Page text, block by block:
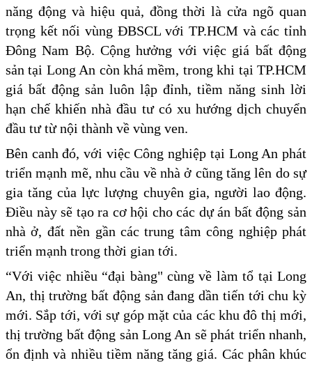
năng động và hiệu quả, đồng thời là cửa ngõ quan
trọng kết nối vùng ĐBSCL với TP.HCM và các tỉnh
Đông Nam Bộ. Cộng hưởng với việc giá bất động
sản tại Long An còn khá mềm, trong khi tại TP.HCM
giá bất động sản luôn lập đỉnh, tiềm năng sinh lời
hạn chế khiến nhà đầu tư có xu hướng dịch chuyển
đầu tư từ nội thành về vùng ven.
Bên canh đó, với việc Công nghiệp tại Long An phát
triển mạnh mẽ, nhu cầu về nhà ở cũng tăng lên do sự
gia tăng của lực lượng chuyên gia, người lao động.
Điều này sẽ tạo ra cơ hội cho các dự án bất động sản
nhà ở, đất nền gần các trung tâm công nghiệp phát
triển mạnh trong thời gian tới.
“Với việc nhiều “đại bàng" cùng về làm tổ tại Long
An, thị trường bất động sản đang dần tiến tới chu kỳ
mới. Sắp tới, với sự góp mặt của các khu đô thị mới,
thị trường bất động sản Long An sẽ phát triển nhanh,
ổn định và nhiều tiềm năng tăng giá. Các phân khúc